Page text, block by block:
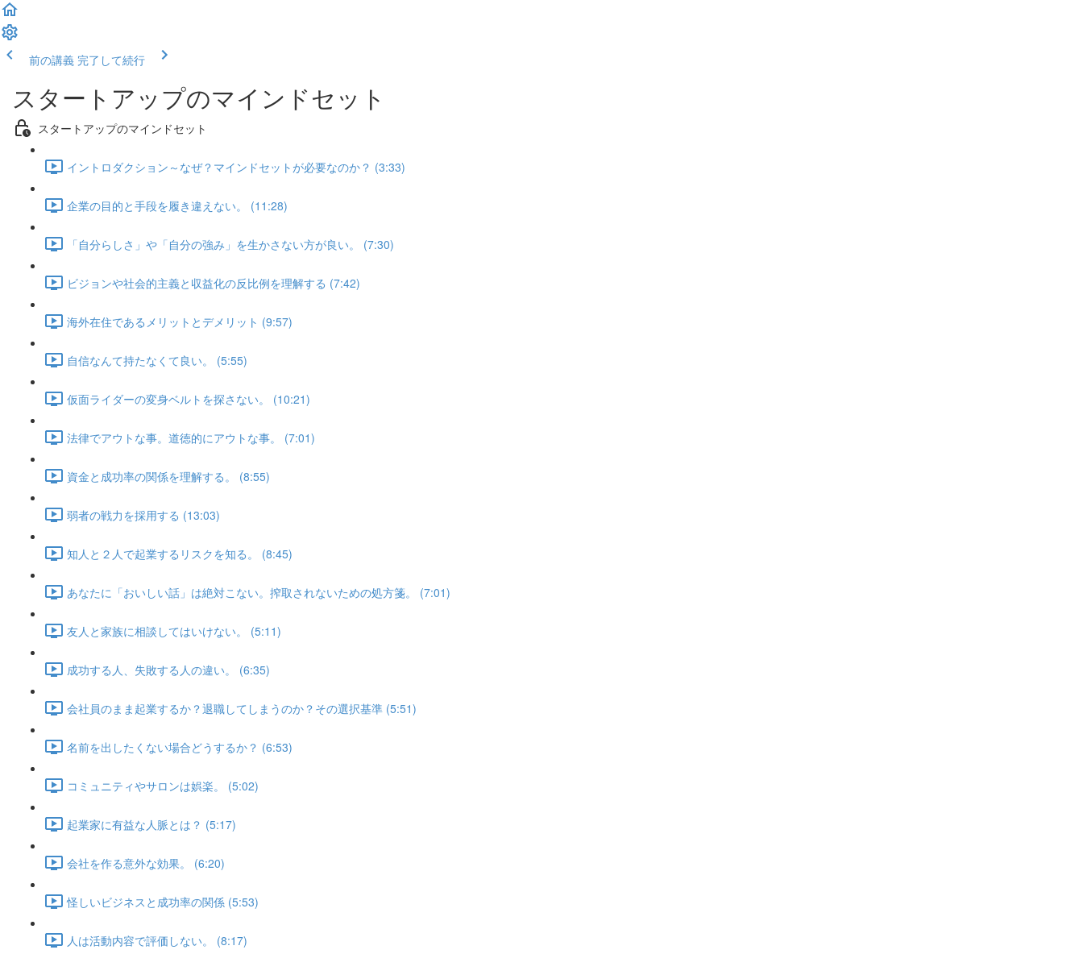
前の講義 完了して続行
スタートアップのマインドセット
スタートアップのマインドセット
イントロダクション～なぜ？マインドセットが必要なのか？ (3:33)
企業の目的と手段を履き違えない。 (11:28)
「自分らしさ」や「自分の強み」を生かさない方が良い。 (7:30)
ビジョンや社会的主義と収益化の反比例を理解する (7:42)
海外在住であるメリットとデメリット (9:57)
自信なんて持たなくて良い。 (5:55)
仮面ライダーの変身ベルトを探さない。 (10:21)
法律でアウトな事。道徳的にアウトな事。 (7:01)
資金と成功率の関係を理解する。 (8:55)
弱者の戦力を採用する (13:03)
知人と２人で起業するリスクを知る。 (8:45)
あなたに「おいしい話」は絶対こない。搾取されないための処方箋。 (7:01)
友人と家族に相談してはいけない。 (5:11)
成功する人、失敗する人の違い。 (6:35)
会社員のまま起業するか？退職してしまうのか？その選択基準 (5:51)
名前を出したくない場合どうするか？ (6:53)
コミュニティやサロンは娯楽。 (5:02)
起業家に有益な人脈とは？ (5:17)
会社を作る意外な効果。 (6:20)
怪しいビジネスと成功率の関係 (5:53)
人は活動内容で評価しない。 (8:17)